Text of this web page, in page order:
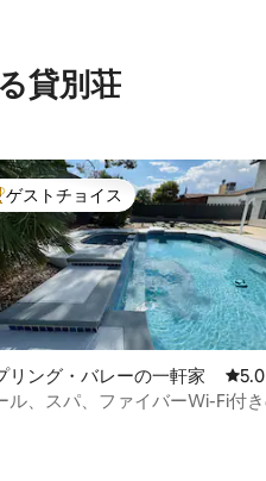
貸別荘
つ星中4.9つ星の平均評価
好評のゲストチョイスです。
ゲストチョイス
リング・バレーの一軒家 レビ
ル、スパ、ファイバーWi-Fi付き